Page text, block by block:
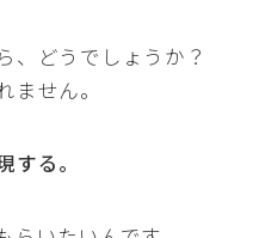
、どうでしょうか？
せん。
る。